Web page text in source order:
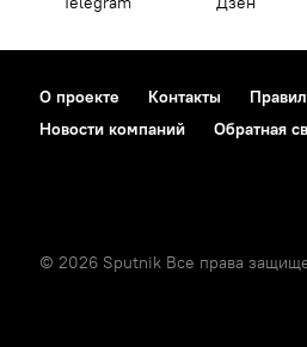
О проекте Контакты
Новости компаний
Обратная
© 2026 Sputnik Все права